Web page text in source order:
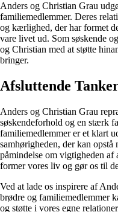
Anders og Christian Grau
familiemedlemmer. Deres
og kærlighed, der har formet
vare livet ud. Som søskende
og Christian med at støtte
bringer.
Afsluttende
Anders og Christian Grau
søskendeforhold og en stærk
familiemedlemmer er et klart
samhørigheden, der kan opstå
påmindelse om vigtigheden
former vores liv og gør os til
Ved at lade os inspirere af
brødre og familiemedlemmer
og støtte i vores egne